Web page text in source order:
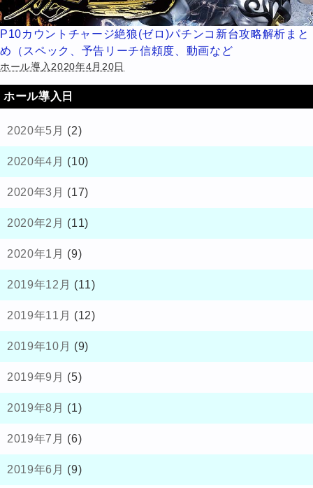
P10カウントチャージ絶狼(ゼロ)パチンコ新台攻略解析まと
め（スペック、予告リーチ信頼度、動画など
ホール導入2020年4月20日
ホール導入日
2020年5月 (2)
2020年4月 (10)
2020年3月 (17)
2020年2月 (11)
2020年1月 (9)
2019年12月 (11)
2019年11月 (12)
2019年10月 (9)
2019年9月 (5)
2019年8月 (1)
2019年7月 (6)
2019年6月 (9)